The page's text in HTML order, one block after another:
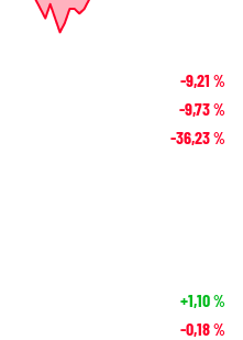
-9,21 %
-9,73%
-36,23%
+1,10%
-0,18%